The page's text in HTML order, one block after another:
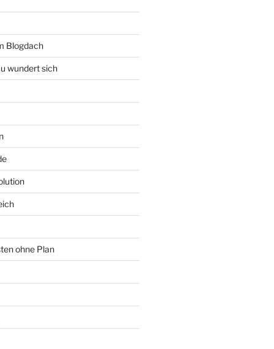
Blogdach
wundert sich
ohne Plan